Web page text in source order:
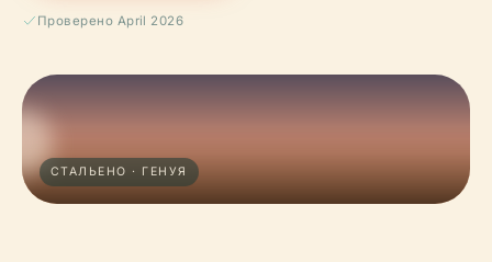
Проверено April 2026
СТАЛЬЕНО · ГЕНУЯ